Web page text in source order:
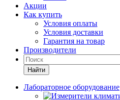
Акции
Как купить
Условия оплаты
Условия доставки
Гарантия на товар
Производители
Найти
Лабораторное оборудование